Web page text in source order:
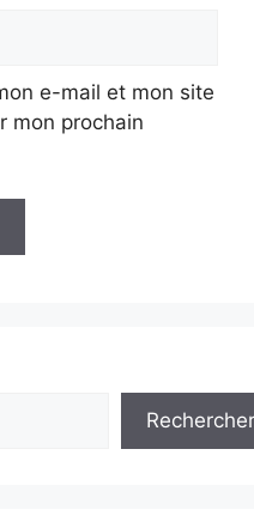
e-mail et mon site
mon prochain
Rechercher